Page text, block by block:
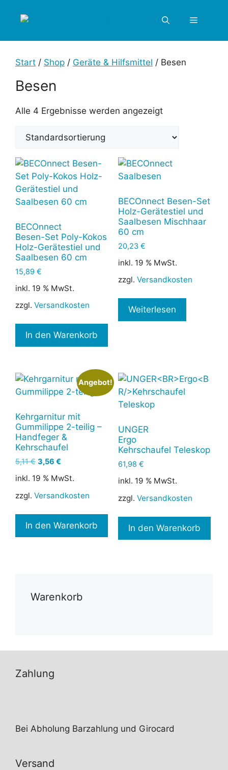
Inhalt
Menü
Start / Shop / Geräte & Hilfsmittel / Besen
Besen
Alle 4 Ergebnisse werden angezeigt
BECOnnect
Besen-Set Poly-Kokos
Holz-Gerätestiel und
Saalbesen 60 cm
15,89 €
inkl. 19 % MwSt.
zzgl. Versandkosten
In den Warenkorb
BECOnnect Besen-Set
Holz-Gerätestiel und
Saalbesen Mischhaar
60 cm
20,23 €
inkl. 19 % MwSt.
zzgl. Versandkosten
Weiterlesen
Angebot!
Kehrgarnitur mit
Gummilippe 2-teilig –
Handfeger &
Kehrschaufel
5,11€ Ursprünglicher
war:
5,11 €
3,56 €
ist:
3,56 €.
inkl. 19 % MwSt.
zzgl. Versandkosten
In den Warenkorb
UNGER
Ergo
Kehrschaufel Teleskop
61,98 €
inkl. 19 % MwSt.
zzgl. Versandkosten
In den Warenkorb
Warenkorb
Zahlung
Bei Abholung Barzahlung und Girocard
Versand